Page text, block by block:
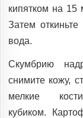
кипятком на 15
Затем
вода.
Скумбрию
снимите кожу,
мелкие
кубиком.